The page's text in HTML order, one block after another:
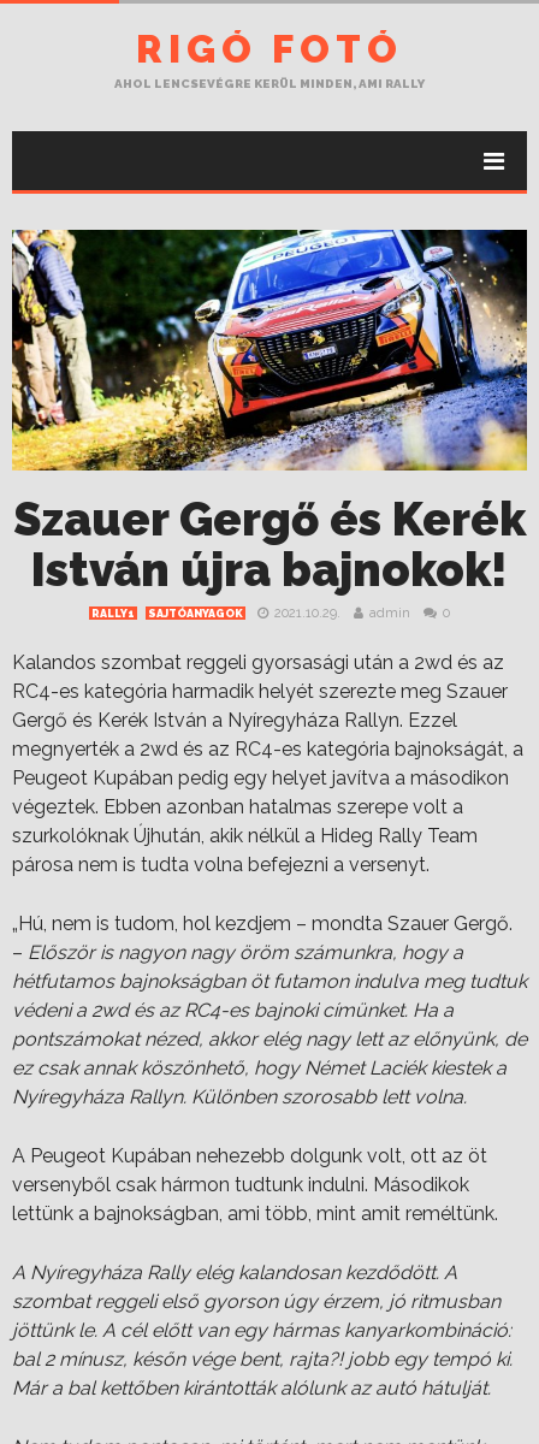
RIGÓ FOTÓ
AHOL LENCSEVÉGRE KERÜL MINDEN, AMI RALLY
Szauer Gergő és Kerék
István újra bajnokok!
RALLY1 SAJTÓANYAGOK 2021.10.29. admin 0
Kalandos szombat reggeli gyorsasági után a 2wd és az
RC4-es kategória harmadik helyét szerezte meg Szauer
Gergő és Kerék István a Nyíregyháza Rallyn. Ezzel
megnyerték a 2wd és az RC4-es kategória bajnokságát, a
Peugeot Kupában pedig egy helyet javítva a másodikon
végeztek. Ebben azonban hatalmas szerepe volt a
szurkolóknak Újhután, akik nélkül a Hideg Rally Team
párosa nem is tudta volna befejezni a versenyt.
„Hú, nem is tudom, hol kezdjem – mondta Szauer Gergő.
– Először is nagyon nagy öröm számunkra, hogy a
hétfutamos bajnokságban öt futamon indulva meg tudtuk
védeni a 2wd és az RC4-es bajnoki címünket. Ha a
pontszámokat nézed, akkor elég nagy lett az előnyünk, de
ez csak annak köszönhető, hogy Német Laciék kiestek a
Nyíregyháza Rallyn. Különben szorosabb lett volna.
A Peugeot Kupában nehezebb dolgunk volt, ott az öt
versenyből csak hármon tudtunk indulni. Másodikok
lettünk a bajnokságban, ami több, mint amit reméltünk.
A Nyíregyháza Rally elég kalandosan kezdődött. A
szombat reggeli első gyorson úgy érzem, jó ritmusban
jöttünk le. A cél előtt van egy hármas kanyarkombináció:
bal 2 mínusz, későn vége bent, rajta?! jobb egy tempó ki.
Már a bal kettőben kirántották alólunk az autó hátulját.